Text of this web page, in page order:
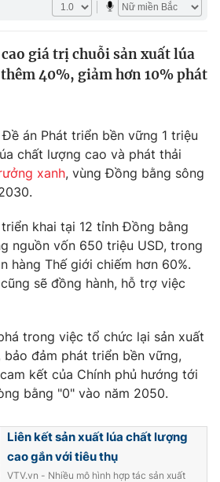
giá trị chuỗi sản xuất lúa
40%, giảm hơn 10% phát
án Phát triển bền vững 1 triệu
chất lượng cao và phát thải
xanh, vùng Đồng bằng sông
khai tại 12 tỉnh Đồng bằng
nguồn vốn 650 triệu USD, trong
hàng Thế giới chiếm hơn 60%.
sẽ đồng hành, hỗ trợ việc
trong việc tổ chức lại sản xuất
bảo đảm phát triển bền vững,
kết của Chính phủ hướng tới
bằng "0" vào năm 2050.
Liên kết sản xuất lúa chất lượng
cao gắn với tiêu thụ
VTV.vn - Nhiều mô hình hợp tác sản xuất